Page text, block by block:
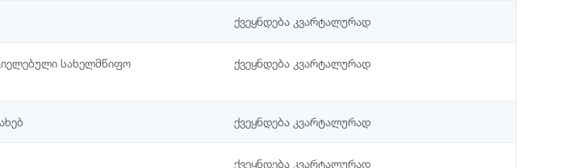
ქვეყნდება კვარტალურად
სახელმწიფო
ქვეყნდება კვარტალურად
ქვეყნდება კვარტალურად
ქვეყნდება კვარტალურად